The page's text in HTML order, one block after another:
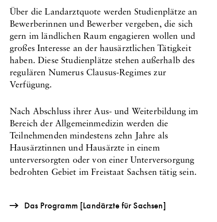
Über die Landarztquote werden Studienplätze an
Bewerberinnen und Bewerber vergeben, die sich
gern im ländlichen Raum engagieren wollen und
großes Interesse an der hausärztlichen Tätigkeit
haben. Diese Studienplätze stehen außerhalb des
regulären Numerus Clausus-Regimes zur
Verfügung.
Nach Abschluss ihrer Aus- und Weiterbildung im
Bereich der Allgemeinmedizin werden die
Teilnehmenden mindestens zehn Jahre als
Hausärztinnen und Hausärzte in einem
unterversorgten oder von einer Unterversorgung
bedrohten Gebiet im Freistaat Sachsen tätig sein.
Das Programm [Landärzte für Sachsen]